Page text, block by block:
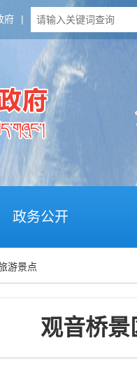
府 |
政务公开
游景点
观音桥景